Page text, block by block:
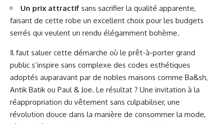
Un prix attractif sans sacrifier la qualité apparente,
faisant de cette robe un excellent choix pour les budgets
serrés qui veulent un rendu élégamment bohème.
Il faut saluer cette démarche où le prêt-à-porter grand
public s’inspire sans complexe des codes esthétiques
adoptés auparavant par de nobles maisons comme Ba&sh,
Antik Batik ou Paul & Joe. Le résultat ? Une invitation à la
réappropriation du vêtement sans culpabiliser, une
révolution douce dans la manière de consommer la mode,